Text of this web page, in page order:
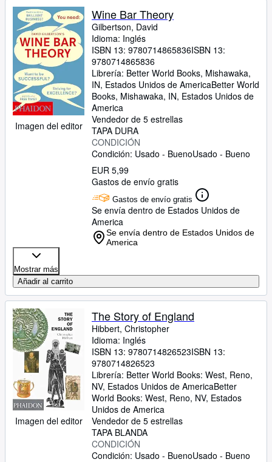
Libros antiguos
Arte y coleccionismo
Vendedores
Comenzar a vender
Ayuda
CERRAR
Imagen del editor
Wine Bar Theory
Gilbertson, David
Idioma: Inglés
ISBN 13: 9780714865836ISBN 13:
9780714865836
Librería: Better World Books, Mishawaka,
IN, Estados Unidos de AmericaBetter World
Books, Mishawaka, IN, Estados Unidos de
America
Vendedor de 5 estrellas
TAPA DURA
CONDICIÓN
Condición: Usado - BuenoUsado - Bueno
EUR 5,99
Gastos de envío gratis
Gastos de envío gratis
Se envía dentro de Estados Unidos de
America
Se envía dentro de Estados Unidos de
America
Mostrar más
Añadir al carrito
Imagen del editor
The Story of England
Hibbert, Christopher
Idioma: Inglés
ISBN 13: 9780714826523ISBN 13:
9780714826523
Librería: Better World Books: West, Reno,
NV, Estados Unidos de AmericaBetter
World Books: West, Reno, NV, Estados
Unidos de America
Vendedor de 5 estrellas
TAPA BLANDA
CONDICIÓN
Condición: Usado - BuenoUsado - Bueno